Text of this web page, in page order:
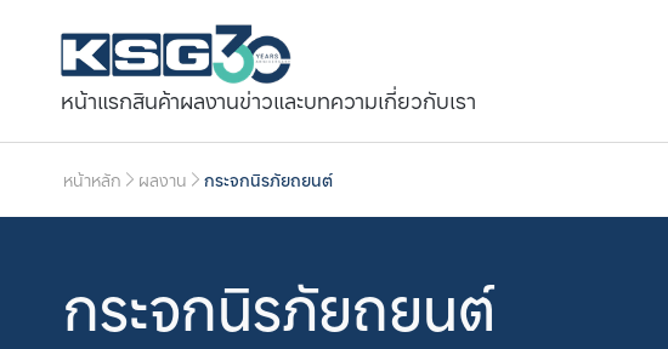
หน้าแรกสินค้าผลงานข่าวและบทความเกี่ยวกับเรา
หน้าหลัก ผลงาน กระจกนิรภัยถยนต์
กระจกนิรภัยถยนต์